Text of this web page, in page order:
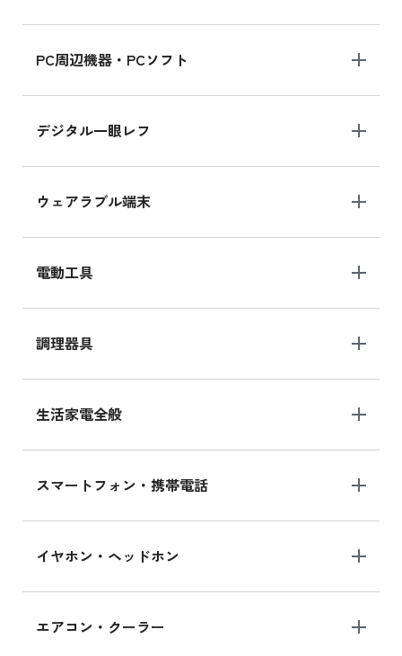
PC周辺機器・PCソフト
デジタル一眼レフ
ウェアラブル端末
電動工具
調理器具
生活家電全般
スマートフォン・携帯電話
イヤホン・ヘッドホン
エアコン・クーラー
MK2K3J/Aの新品買取価格はこちら